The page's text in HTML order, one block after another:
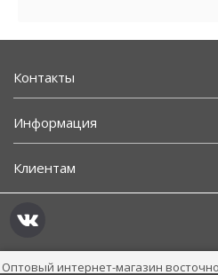
Контакты
Информация
Клиентам
Оптовый интернет-магазин